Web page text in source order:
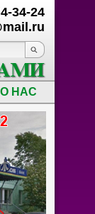
34-24
О НАС